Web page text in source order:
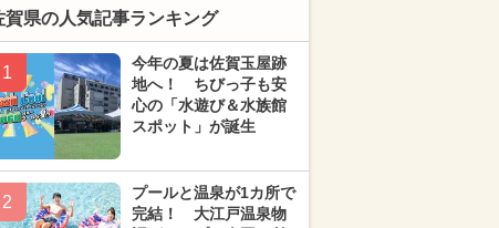
賀県の人気記事ランキング
1
今年の夏は佐賀玉屋跡
地へ！ ちびっ子も安
心の「水遊び＆水族館
スポット」が誕生
2
プールと温泉が1カ所で
完結！ 大江戸温泉物